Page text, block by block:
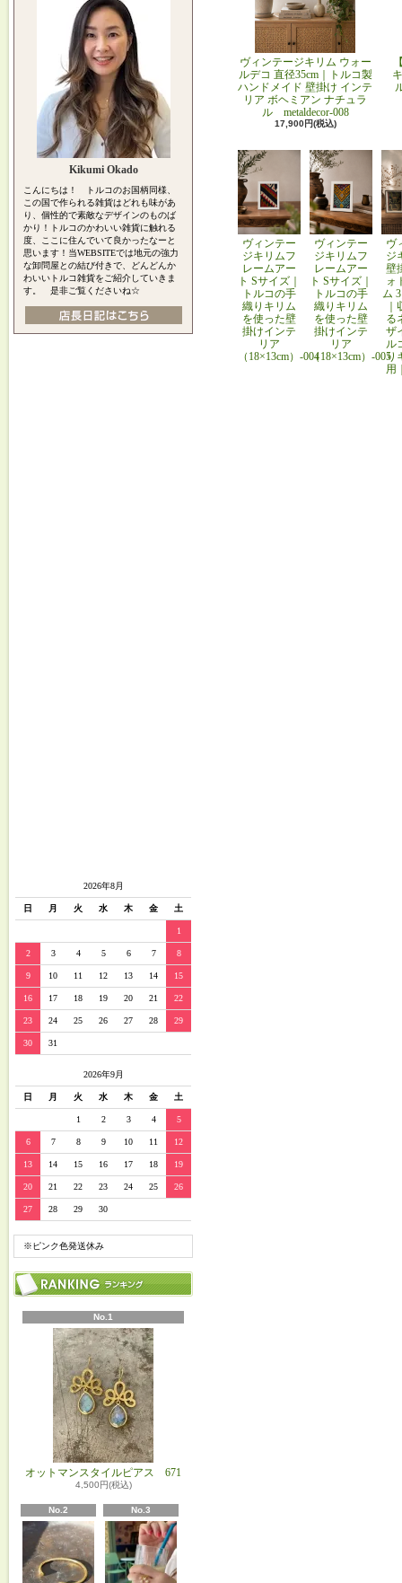
Kikumi Okado
こんにちは！ トルコのお国柄同様、
この国で作られる雑貨はどれも味があ
り、個性的で素敵なデザインのものば
かり！トルコのかわいい雑貨に触れる
度、ここに住んでいて良かったなーと
思います！当WEBSITEでは地元の強力
な卸問屋との結び付きで、どんどんか
わいいトルコ雑貨をご紹介していきま
す。 是非ご覧くださいね☆
2026年8月
日 月 火 水 木 金 土
1
2 3 4 5 6 7 8
9 10 11 12 13 14 15
16 17 18 19 20 21 22
23 24 25 26 27 28 29
30 31
2026年9月
日 月 火 水 木 金 土
1 2 3 4 5
6 7 8 9 10 11 12
13 14 15 16 17 18 19
20 21 22 23 24 25 26
27 28 29 30
※ピンク色発送休み
No.1
オットマンスタイルピアス 671
4,500円(税込)
No.2 No.3
ヴィンテージキリム ウォー
ルデコ 直径35cm｜トルコ製
ハンドメイド 壁掛け インテ
リア ボヘミアン ナチュラ
ル metaldecor-008
17,900円(税込)
ヴィンテー
ジキリムフ
レームアー
ト Sサイズ｜
トルコの手
織りキリム
を使った壁
掛けインテ
リア
（18×13cm）-004
ヴィンテー
ジキリムフ
レームアー
ト Sサイズ｜
トルコの手
織りキリム
を使った壁
掛けインテ
リア
（18×13cm）-005
ヴ
ジ
壁
ォ
ム
る
ザ
ル
り
用